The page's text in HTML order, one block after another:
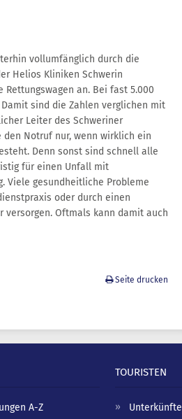
vollumfänglich durch die
Helios Kliniken Schwerin
an. Bei fast 5.000
sind die Zahlen verglichen mit
Leiter des Schweriner
Notruf nur, wenn wirklich ein
Denn sonst sind schnell alle
für einen Unfall mit
Viele gesundheitliche Probleme
oder durch einen
versorgen. Oftmals kann damit auch
Seite drucken
A-Z
TOURISTEN
Unterkünfte